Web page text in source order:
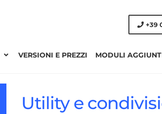
+39
VERSIONI E PREZZI MODULI
Utility e